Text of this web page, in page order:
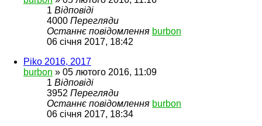
1 Відповіді
4000 Перегляди
Останнє повідомлення burbon
06 січня 2017, 18:42
Piko 2016, 2017
burbon » 05 лютого 2016, 11:09
1 Відповіді
3952 Перегляди
Останнє повідомлення burbon
06 січня 2017, 18:34